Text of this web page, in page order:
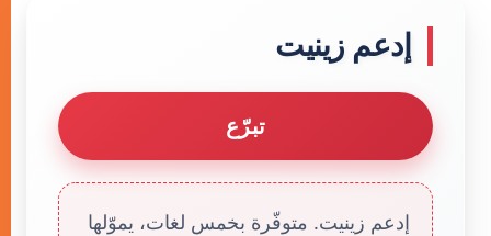
إدعم زينيت
تبرّع
إدعم زينيت. متوفّرة بخمس لغات، يموّلها